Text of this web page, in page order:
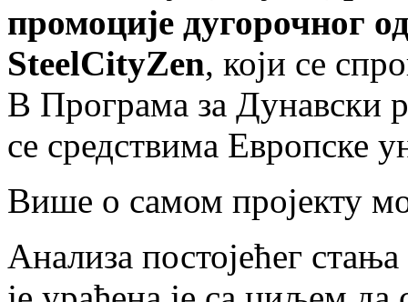
промоције дугорочног
SteelCityZen, који се
B Програма за Дунавски
се средствима Европске
Више о самом пројекту
Анализа постојећег